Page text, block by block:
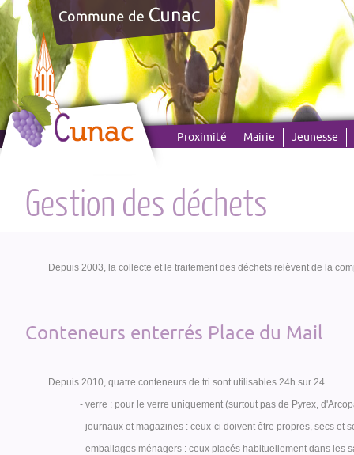
Proximité Mairie Jeunesse
Gestion des déchets
Depuis 2003, la collecte et le traitement des déchets relèvent de la
Conteneurs enterrés Place du Mail
Depuis 2010, quatre conteneurs de tri sont utilisables 24h sur 24.
- verre : pour le verre uniquement (surtout pas de Pyrex,
- journaux et magazines : ceux-ci doivent être propres, secs et
- emballages ménagers : ceux placés habituellement dans les
Panneau de gestion des cookies